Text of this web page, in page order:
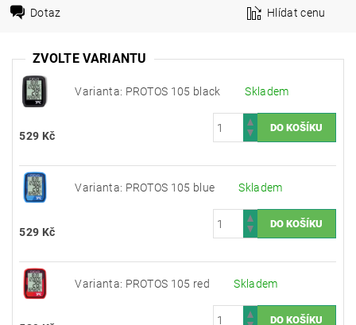
Dotaz Hlídat cenu
ZVOLTE VARIANTU
Varianta: PROTOS 105 black Skladem
529 Kč
Varianta: PROTOS 105 blue Skladem
529 Kč
Varianta: PROTOS 105 red Skladem